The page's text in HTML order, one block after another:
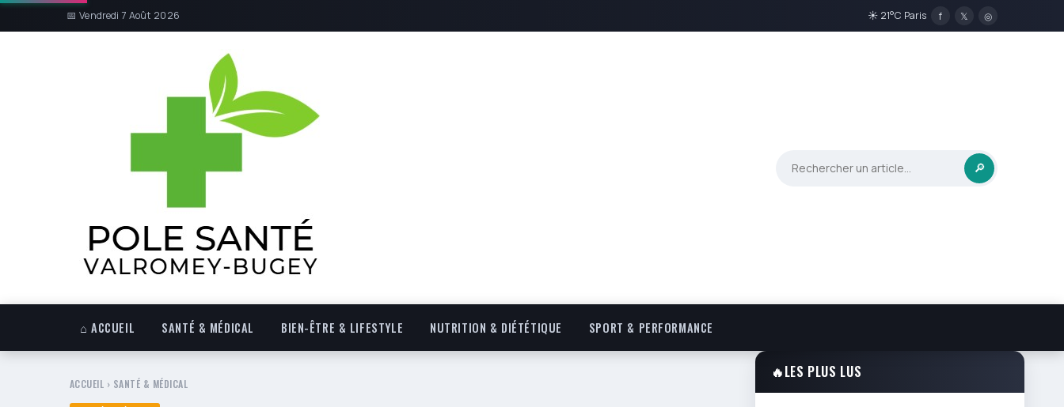
📅 Vendredi 7 Août 2026 ☀ 21°C Paris f 𝕏 ◎
🔎
⌂ ACCUEIL SANTÉ & MÉDICAL BIEN-ÊTRE & LIFESTYLE NUTRITION & DIÉTÉTIQUE SPORT & PERFORMANCE
ACCUEIL › SANTÉ & MÉDICAL
🔥LES PLUS LUS